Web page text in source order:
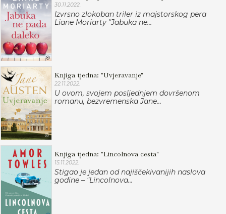
30.11.2022.
Izvrsno zlokoban triler iz majstorskog pera
Liane Moriarty "Jabuka ne...
Knjiga tjedna: "Uvjeravanje"
22.11.2022.
U ovom, svojem posljednjem dovršenom
romanu, bezvremenska Jane...
Knjiga tjedna: "Lincolnova cesta"
15.11.2022.
Stigao je jedan od najiščekivanijih naslova
godine – "Lincolnova...